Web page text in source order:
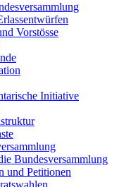
Vorstösse
Initiative
Bundesversammlung
und Petitionen